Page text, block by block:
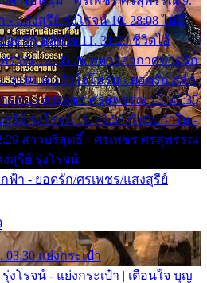
- แสงสุรีย์ รุ่งโรจน์ 10. 28:08 ไม่มี
อดรัก สลักใจ 11. 31:29 ชีวิตไอ้
รรณ 12. 35:26 ทหารอากาศขาดรัก
39:01 คนหัวใจโทรม - ยอดรัก สลัก
ายแน่ - ศรเพชร ศรสุพรรณ 15. 46:35
รีย์ รุ่งโรจน์ 16. 49:57 กำนันกำใน -
สาวบริสุทธิ์ - ศรเพชร ศรสุพรรณ
งสุรีย์ รุ่งโรจน์
ฟ้า - ยอดรัก/ศรเพชร/แสงสุรีย์
03:30 แย่งกระเป๋า
งโรจน์ - แย่งกระเป๋า | เตือนใจ บุญ